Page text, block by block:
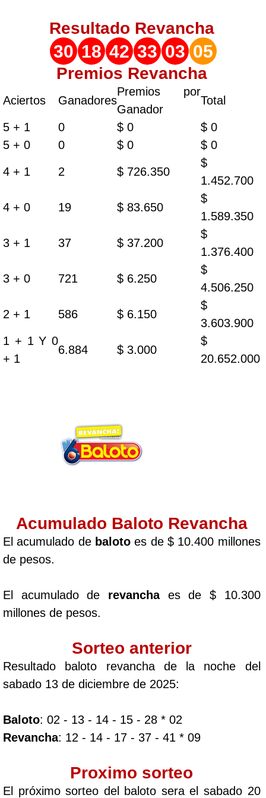
Resultado Revancha
30 18 42 33 03 05
Premios Revancha
Aciertos Ganadores
Premios por
Ganador
Total
5 + 1 0 $ 0
$ 0
5 + 0
0 $ 0 $ 0
4 + 1 2 $ 726.350
$
1.452.700
4 + 0 19 $ 83.650
$
1.589.350
3 + 1 37 $ 37.200
$
1.376.400
3 + 0 721 $ 6.250
$
4.506.250
2 + 1 586 $ 6.150
$
3.603.900
1 + 1 Y 0
+ 1
6.884 $ 3.000
$
20.652.000
Acumulado Baloto Revancha
El acumulado de balotoes de $ 10.400 millones
de pesos.
El acumulado de revanchaes de $ 10.300
millones de pesos.
Sorteo anterior
Resultado baloto revancha de la noche del
sabado 13 de diciembre de 2025:
Baloto: 02 - 13 - 14 - 15 - 28 * 02
Revancha: 12 - 14 - 17 - 37 - 41 * 09
Proximo sorteo
El próximo sorteo del baloto sera el sabado 20